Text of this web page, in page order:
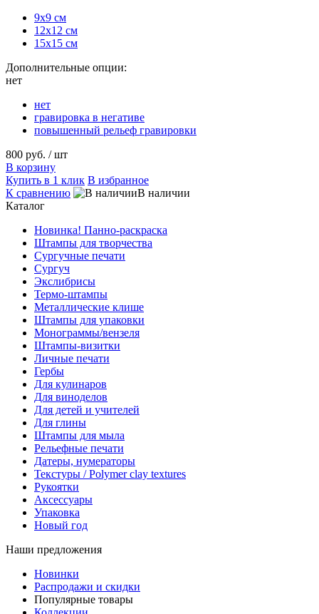
9х9 см
12х12 см
15х15 см
Дополнительные опции:
нет
нет
гравировка в негативе
повышенный рельеф гравировки
800 руб. / шт
В корзину
Купить в 1 клик В избранное
К сравнению
В наличии
Каталог
Новинка! Панно-раскраска
Штампы для творчества
Сургучные печати
Сургуч
Экслибрисы
Термо-штампы
Металлические клише
Штампы для упаковки
Монограммы/вензеля
Штампы-визитки
Личные печати
Гербы
Для кулинаров
Для виноделов
Для детей и учителей
Для глины
Штампы для мыла
Рельефные печати
Датеры, нумераторы
Текстуры / Polymer clay textures
Рукоятки
Аксессуары
Упаковка
Новый год
Наши предложения
Новинки
Распродажи и скидки
Популярные товары